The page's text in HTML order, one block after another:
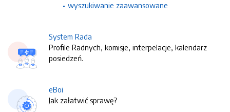
wyszukiwanie zaawansowane
System Rada
Profile Radnych, komisje, interpelacje, kalendarz
posiedzeń.
eBoi
Jak załatwić sprawę?